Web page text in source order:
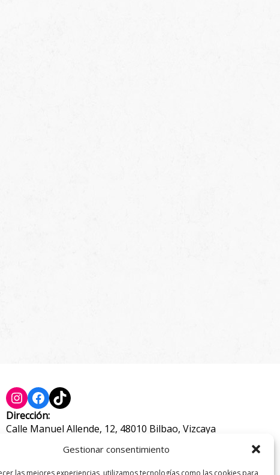
Gestionar consentimiento
las mejores experiencias, utilizamos tecnologías como las cookies para
Instagram
Facebook
TikTok
Dirección:
Calle Manuel Allende, 12, 48010 Bilbao, Vizcaya